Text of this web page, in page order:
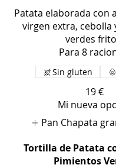
Patata elaborada con
virgen extra, cebolla
verdes
Para 8
19 €
Sin gluten
Mi nueva
Pan Chapata
Tortilla de Patata
Pimientos